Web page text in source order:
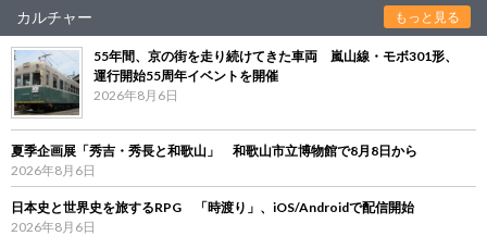
カルチャー もっと見る
55年間、京の街を走り続けてきた車両 嵐山線・モボ301形、
運行開始55周年イベントを開催
2026年8月6日
夏季企画展「秀吉・秀長と和歌山」 和歌山市立博物館で8月8日から
2026年8月6日
日本史と世界史を旅するRPG 「時渡り」、iOS/Androidで配信開始
2026年8月6日